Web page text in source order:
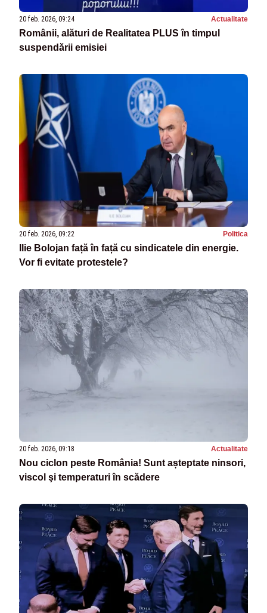
20 feb. 2026, 09:24 Actualitate
Românii, alături de Realitatea PLUS în timpul
suspendării emisiei
20 feb. 2026, 09:22 Politica
Ilie Bolojan față în față cu sindicatele din energie.
Vor fi evitate protestele?
20 feb. 2026, 09:18 Actualitate
Nou ciclon peste România! Sunt așteptate ninsori,
viscol şi temperaturi în scădere